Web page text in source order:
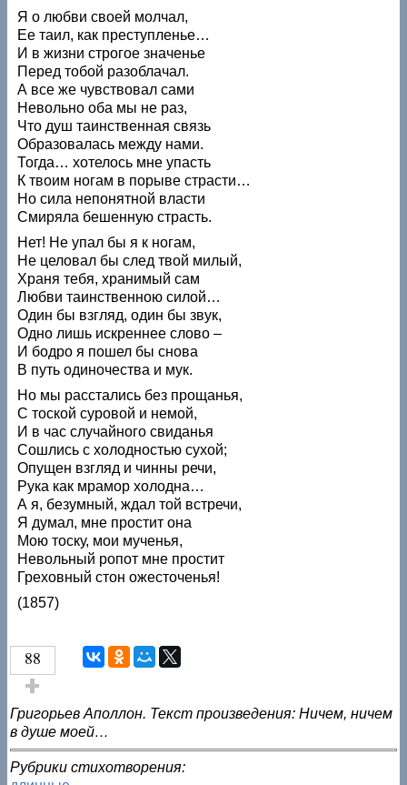
Я о любви своей молчал,
Ее таил, как преступленье…
И в жизни строгое значенье
Перед тобой разоблачал.
А все же чувствовал сами
Невольно оба мы не раз,
Что душ таинственная связь
Образовалась между нами.
Тогда… хотелось мне упасть
К твоим ногам в порыве страсти…
Но сила непонятной власти
Смиряла бешенную страсть.
Нет! Не упал бы я к ногам,
Не целовал бы след твой милый,
Храня тебя, хранимый сам
Любви таинственною силой…
Один бы взгляд, один бы звук,
Одно лишь искреннее слово –
И бодро я пошел бы снова
В путь одиночества и мук.
Но мы расстались без прощанья,
С тоской суровой и немой,
И в час случайного свиданья
Сошлись с холодностью сухой;
Опущен взгляд и чинны речи,
Рука как мрамор холодна…
А я, безумный, ждал той встречи,
Я думал, мне простит она
Мою тоску, мои мученья,
Невольный ропот мне простит
Греховный стон ожесточенья!
(1857)
88
Голос за!
Григорьев Аполлон. Текст произведения: Ничем, ничем
в душе моей…
Рубрики стихотворения: